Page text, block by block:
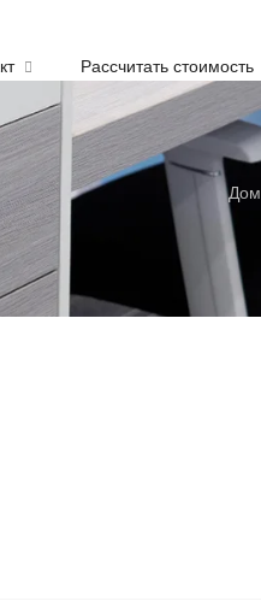
Рассчитать стоимость
Дом